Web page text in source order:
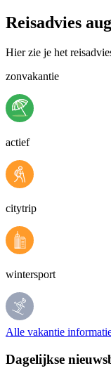
Reisadvies
Hier zie je het
zonvakantie
actief
citytrip
wintersport
Alle vakantie
Dagelijkse